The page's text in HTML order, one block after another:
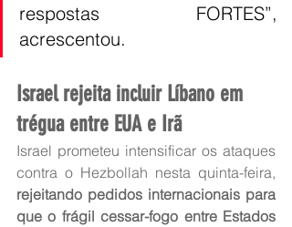
respostas FORTES”,
acrescentou.
Israel rejeita incluir Líbano em
trégua entre EUA e Irã
Israel prometeu intensificar os ataques
rejeitando pedidos internacionais para
que o frágil cessar-fogo entre Estados